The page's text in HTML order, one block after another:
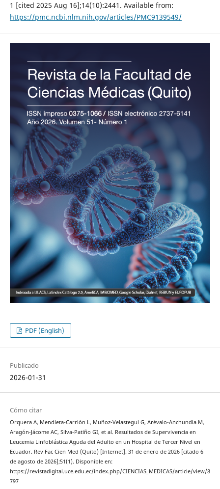
1 [cited 2025 Aug 16];14(10):2441. Available from:
https://pmc.ncbi.nlm.nih.gov/articles/PMC9139549/
PDF (English)
Publicado
2026-01-31
Cómo citar
Orquera A, Mendieta-Carrión L, Muñoz-Velastegui G, Arévalo-Anchundia M,
Aragón-Jácome AC, Silva-Patiño GI, et al. Resultados de Supervivencia en
Leucemia Linfoblástica Aguda del Adulto en un Hospital de Tercer Nivel en
Ecuador. Rev Fac Cien Med (Quito) [Internet]. 31 de enero de 2026 [citado 6
de agosto de 2026];51(1). Disponible en:
https://revistadigital.uce.edu.ec/index.php/CIENCIAS_MEDICAS/article/view/8
797